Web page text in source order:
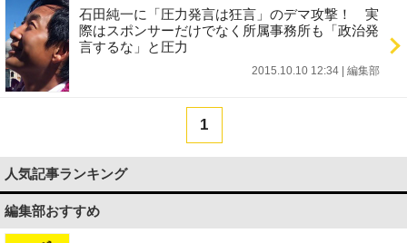
石田純一に「圧力発言は狂言」のデマ攻撃！ 実
際はスポンサーだけでなく所属事務所も「政治発
言するな」と圧力
2015.10.10 12:34 編集部
1
人気記事ランキング
編集部おすすめ